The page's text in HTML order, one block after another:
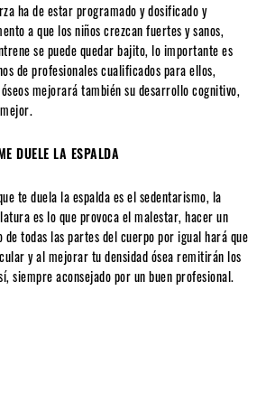
ha de estar programado y dosificado y
a que los niños crezcan fuertes y sanos,
se puede quedar bajito, lo importante es
de profesionales cualificados para ellos,
mejorará también su desarrollo cognitivo,
DUELE LA ESPALDA
te duela la espalda es el sedentarismo, la
es lo que provoca el malestar, hacer un
de todas las partes del cuerpo por igual hará que
y al mejorar tu densidad ósea remitirán los
siempre aconsejado por un buen profesional.